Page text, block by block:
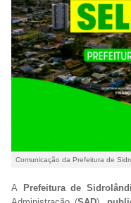
Comunicação da Prefeitura de
A Prefeitura de